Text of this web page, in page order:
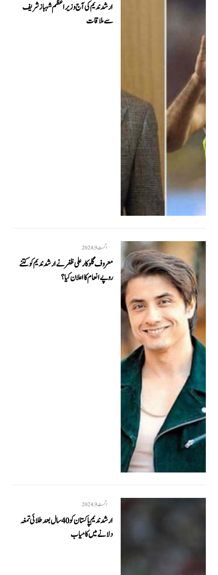
ارشد ندیم کی آج وزیراعظم شہباز شریف
سےملاقات
اگست 9, 2024
معروف گلوکار علی ظفر نے ارشد ندیم کو کتنے
روپے انعام کا اعلان کیا؟
اگست 9, 2024
ارشد ندیم پاکستان کو 40 سال بعد طلائی تمغہ
دلانے میں کامیاب